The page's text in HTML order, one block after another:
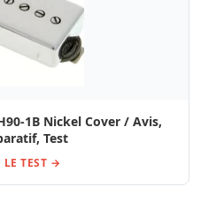
1B Nickel Cover / Avis,
Test
LE TEST →